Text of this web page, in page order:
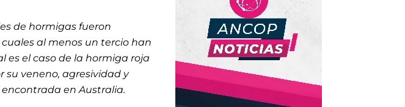
de hormigas fueron
al menos un tercio han
es el caso de la hormiga roja
su veneno, agresividad y
en Australia.